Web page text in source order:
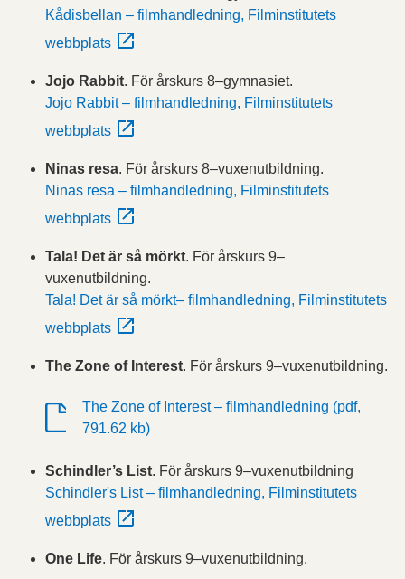
Kådisbellan – filmhandledning, Filminstitutets
webbplats
Jojo Rabbit. För årskurs 8–gymnasiet.
Jojo Rabbit – filmhandledning, Filminstitutets
webbplats
Ninas resa. För årskurs 8–vuxenutbildning.
Ninas resa – filmhandledning, Filminstitutets
webbplats
Tala! Det är så mörkt. För årskurs 9–
vuxenutbildning.
Tala! Det är så mörkt– filmhandledning, Filminstitutets
webbplats
The Zone of Interest. För årskurs 9–vuxenutbildning.
The Zone of Interest – filmhandledning (pdf,
791.62 kb)
Schindler’s List. För årskurs 9–vuxenutbildning
Schindler's List – filmhandledning, Filminstitutets
webbplats
One Life. För årskurs 9–vuxenutbildning.